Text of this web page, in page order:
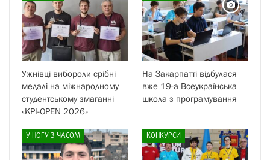
Ужнівці вибороли срібні
медалі на міжнародному
студентському змаганні
«KPI-OPEN 2026»
На Закарпатті відбулася
вже 19-а Всеукраїнська
школа з програмування
У НОГУ З ЧАСОМ КОНКУРСИ